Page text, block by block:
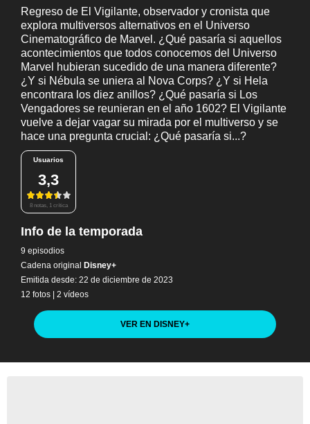
Regreso de El Vigilante, observador y cronista que
explora multiversos alternativos en el Universo
Cinematográfico de Marvel. ¿Qué pasaría si aquellos
acontecimientos que todos conocemos del Universo
Marvel hubieran sucedido de una manera diferente?
¿Y si Nébula se uniera al Nova Corps? ¿Y si Hela
encontrara los diez anillos? ¿Qué pasaría si Los
Vengadores se reunieran en el año 1602? El Vigilante
vuelve a dejar vagar su mirada por el multiverso y se
hace una pregunta crucial: ¿Qué pasaría si...?
Usuarios
3,3
8 notas, 1 crítica
Info de la temporada
9 episodios
Cadena original Disney+
Emitida desde: 22 de diciembre de 2023
12 fotos | 2 vídeos
VER EN DISNEY+